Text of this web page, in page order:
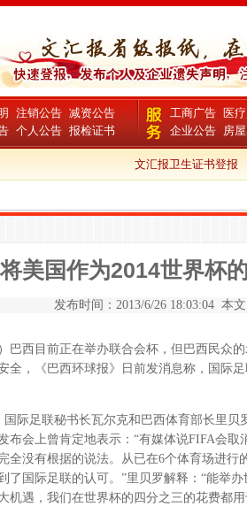
注销公告 减资公告
个人公告 报检证书
工商广告 医
企业公告 房
文汇报卫生证书登报
将美国作为2014世界杯
发布时间：2013/6/26 18:03:04 本
巴西目前正在举办联合会杯，但巴西民众
全，《巴西环球报》日前发消息称，国际
国际足联秘书长瓦尔克和巴西体育部长里
布会上曾肯定地表示：“有媒体说FIFA会
全没有根据的说法。从已在6个体育场进
了国际足联的认可。”里贝罗解释：“能举
机遇，我们在世界杯的四分之三的花费都